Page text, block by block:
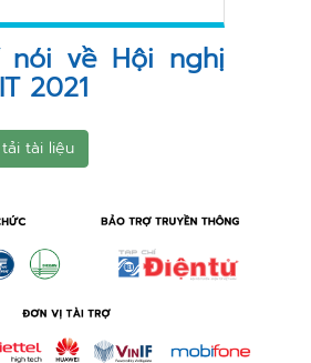
nói về Hội nghị
2021
tài liệu